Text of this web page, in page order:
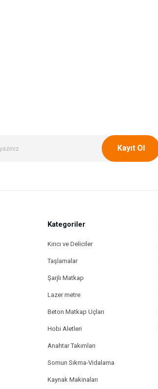
Kayıt Ol
Kategoriler
Kırıcı ve Deliciler
Taşlamalar
Şarjlı Matkap
Lazer metre
Beton Matkap Uçları
Hobi Aletleri
Anahtar Takımları
Somun Sıkma-Vidalama
Kaynak Makinaları